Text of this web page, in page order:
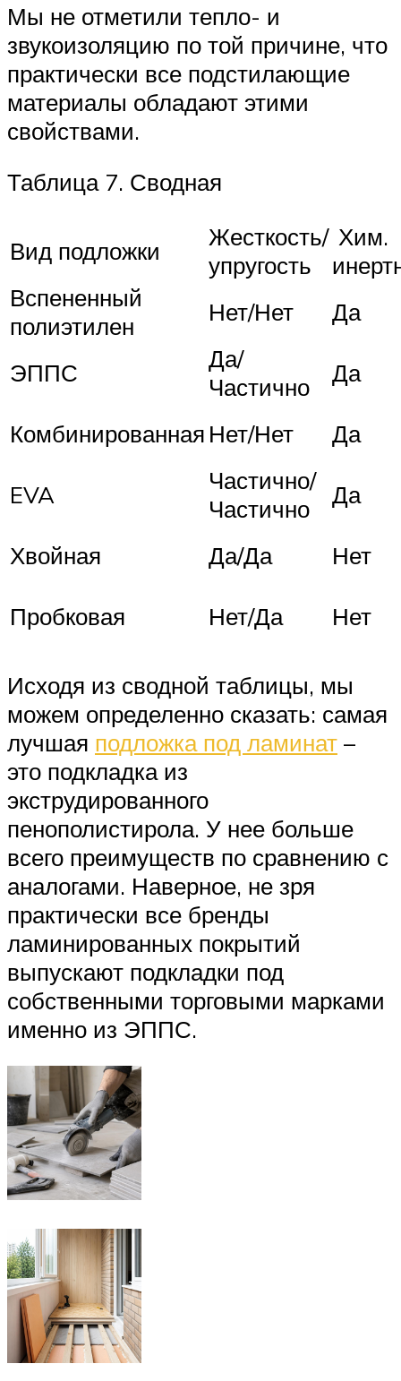
Мы не отметили тепло- и
звукоизоляцию по той причине, что
практически все подстилающие
материалы обладают этими
свойствами.
Таблица 7. Сводная
Вид подложки
Жесткость/
упругость
Хим.
Вспененный
полиэтилен
Нет/Нет Да
ЭППС
Да/
Частично
Да
Комбинированная Нет/Нет Да
EVA
Частично/
Частично
Да
Хвойная Да/Да Нет
Пробковая Нет/Да Нет
Исходя из сводной таблицы, мы
можем определенно сказать: самая
лучшая подложка под ламинат –
это подкладка из
экструдированного
пенополистирола. У нее больше
всего преимуществ по сравнению с
аналогами. Наверное, не зря
практически все бренды
ламинированных покрытий
выпускают подкладки под
собственными торговыми марками
именно из ЭППС.